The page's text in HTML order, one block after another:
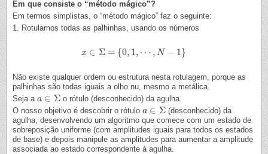
Em que consiste o “método mágico”?
Em termos simplistas, o “método mágico” faz o seguinte:
1. Rotulamos todas as palhinhas, usando os números
x ∈ Σ = {0, 1, ⋯ , N − 1}
x∈Σ ={0 ,1, ⋯,N−1}
Não existe qualquer ordem ou estrutura nesta rotulagem, porque as
palhinhas são todas iguais a olho nu, mesmo a metálica.
Seja a a ∈ Σ
a∈Σ
o rótulo (desconhecido) da agulha.
O nosso objetivo é descobrir o rótulo a ∈ Σ
a∈Σ
(desconhecido) da
agulha, desenvolvendo um algoritmo que comece com um estado de
sobreposição uniforme (com amplitudes iguais para todos os estados
de base) e depois manipule as amplitudes para aumentar a amplitude
associada ao estado correspondente à agulha.